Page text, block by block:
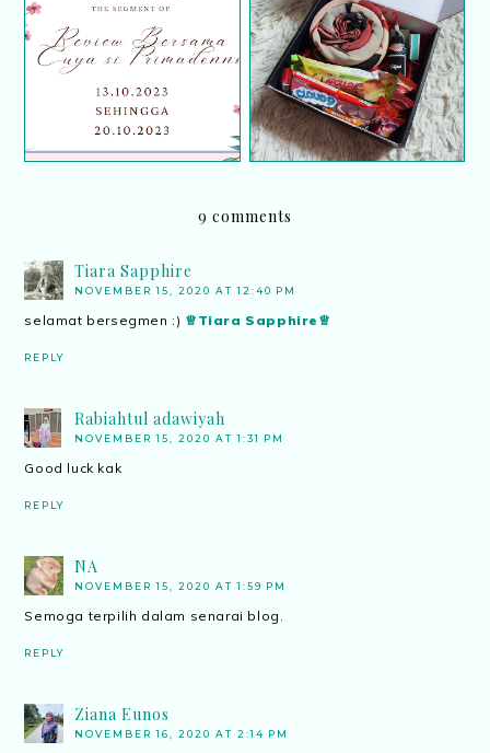
Segmen Review
Bersama Cuya Si
GIVEAWAY GIFT BOX
TUDUNG LADYDINI
EXCLUSIVE BY
SYAFIQA HATTA (First
Giveaway)
9 comments
Tiara Sapphire
NOVEMBER 15, 2020 AT 12:40 PM
selamat bersegmen :) ♕Tiara Sapphire♕
REPLY
Rabiahtul adawiyah
NOVEMBER 15, 2020 AT 1:31 PM
Good luck kak
REPLY
NA
NOVEMBER 15, 2020 AT 1:59 PM
Semoga terpilih dalam senarai blog.
REPLY
Ziana Eunos
NOVEMBER 16, 2020 AT 2:14 PM